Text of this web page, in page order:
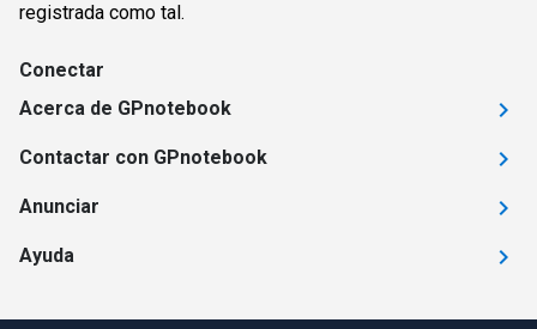
registrada como tal.
Conectar
Acerca de GPnotebook
Contactar con GPnotebook
Anunciar
Ayuda